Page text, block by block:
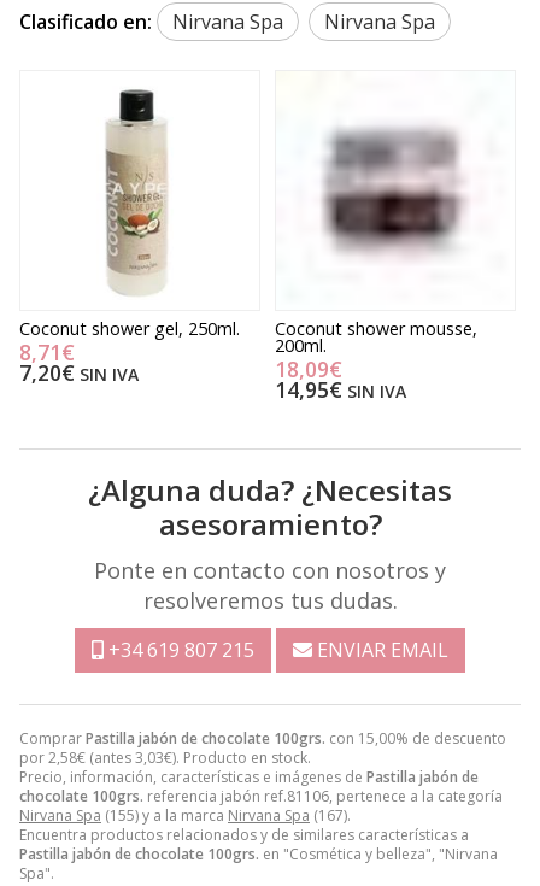
ComprarPastilla jabón de chocolate 100grs. con 15,00% de descuento
por2,58€ (antes3,03€). Producto en stock.
Precio, información, características e imágenes de Pastilla jabón de
chocolate 100grs. referencia jabón ref.81106, pertenece a la categoría
Nirvana Spa (155) y a la marca Nirvana Spa (167).
Encuentra productos relacionados y de similares características a
Pastilla jabón de chocolate 100grs. en "Cosmética y belleza", "Nirvana
Spa".
Clasificado en: Nirvana Spa Nirvana Spa
Coconut shower gel, 250ml.
8,71€
7,20€ SIN IVA
Coconut shower mousse,
200ml.
18,09€
14,95€ SIN IVA
¿Alguna duda? ¿Necesitas
asesoramiento?
Ponte en contacto con nosotros y
resolveremos tus dudas.
+34 619 807 215 ENVIAR EMAIL